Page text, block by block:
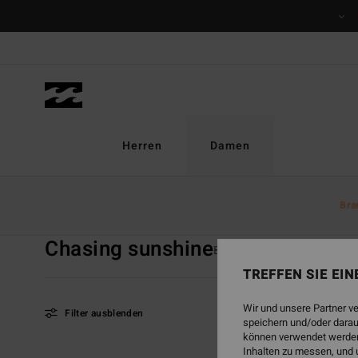
springen
Herren Damen
Chasing sunshineBack Beach
Filter ausblenden
TREFFEN SIE
Wir und unsere Partner
speichern und/oder
können verwendet
Inhalten zu messen, und